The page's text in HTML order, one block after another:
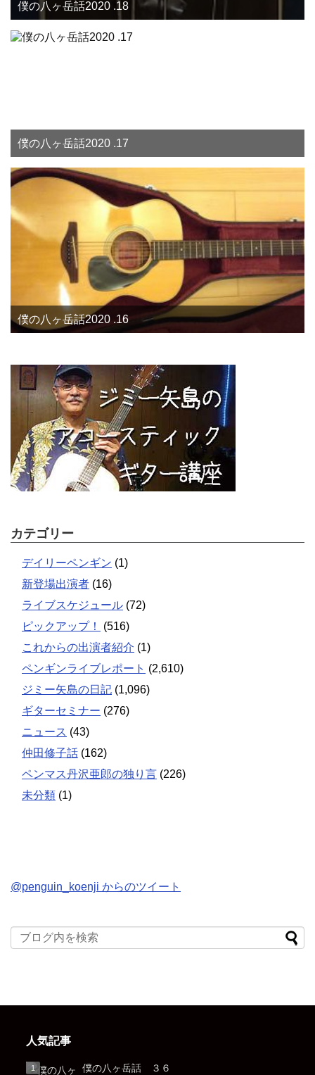
僕の八ヶ岳話2020 .18
僕の八ヶ岳話2020 .17
僕の八ヶ岳話2020 .16
カテゴリー
デイリーペンギン (1)
新登場出演者 (16)
ライブスケジュール (72)
ピックアップ！
(516)
これからの出演者紹介 (1)
ペンギンライブレポート (2,610)
ジミー矢島の日記 (1,096)
ギターセミナー (276)
ニュース (43)
仲田修子話 (162)
ペンマス丹沢亜郎の独り言 (226)
未分類 (1)
@penguin_koenji からのツイート
人気記事
僕の八ヶ岳話 ３６